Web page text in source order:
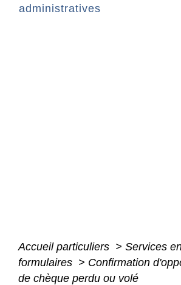
administratives
Accueil particuliers > Services
formulaires > Confirmation
de chèque perdu ou volé